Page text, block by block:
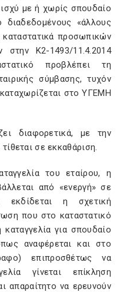
με ή χωρίς σπουδαίο
«άλλους
προσωπικών
στην Κ2-1493/11.4.2014
προβλέπει τη
σύμβασης, τυχόν
στο ΥΓΕΜΗ
διαφορετικά, με την
σε εκκαθάριση.
του εταίρου, η
από «ενεργή» σε
εκδίδεται η σχετική
που στο καταστατικό
για σπουδαίο
αναφέρεται και στο
επιπροσθέτως να
γίνεται επίκληση
απαραίτητο να ερευνούν